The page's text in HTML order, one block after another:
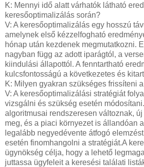
K: Mennyi idő alatt várhatók látható
keresőoptimalizálás során?
V: A keresőoptimalizálás egy hosszú
amelynek első kézzelfogható
hónap után kezdenek megmutatkozni.
nagyban függ az adott iparágtól, a
kiindulási állapottól. A fenntartható
kulcsfontosságú a következetes és
K: Milyen gyakran szükséges frissíteni
V: A keresőoptimalizálási stratégiát
vizsgálni és szükség esetén
algoritmusai rendszeresen változnak,
meg, és a piaci környezet is állandóan
legalább negyedévente átfogó
esetén finomhangolni a stratégiát.A
ügynökség célja, hogy a lehető
juttassa ügyfeleit a keresési találati